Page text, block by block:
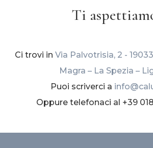
Ti
Ci trovi in Via Palvotrisia, 2 -
Magra – La Spezia –
Puoi scriverci a
Oppure telefonaci al +39